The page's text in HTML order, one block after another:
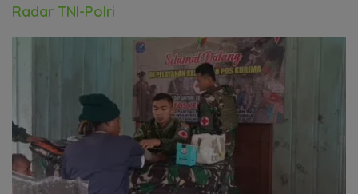
Radar TNI-Polri